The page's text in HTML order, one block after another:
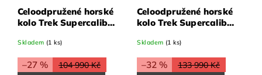
Celoodpružené horské
kolo Trek Supercaliber
stříbrné/Lava červené
XL
Skladem (1 ks)
104 990 Kč
–27 %
Celoodpružené horské
kolo Trek Supercaliber
Power Surge XL
Skladem (1 ks)
133 990 Kč
–32 %